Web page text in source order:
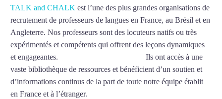
TALK and CHALK est l’une des plus grandes organisations de
recrutement de professeurs de langues en France, au Brésil et en
Angleterre. Nos professeurs sont des locuteurs natifs ou très
expérimentés et compétents qui offrent des leçons dynamiques
et engageantes.
Ils ont accès à une
vaste bibliothèque de ressources et bénéficient d’un soutien et
d’informations continus de la part de toute notre équipe établit
en France et à l’étranger.